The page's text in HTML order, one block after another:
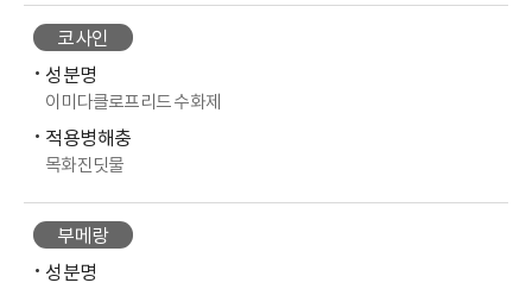
코사인
성분명
이미다클로프리드 수화제
적용병해충
목화진딧물
부메랑
성분명